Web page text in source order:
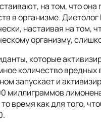
на том, что она
в организме.
настаивая на том,
организму,
которые
количество вредных
запускает и
миллиграммов
время как для того,